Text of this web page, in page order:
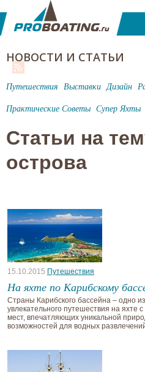
НОВОСТИ И СТАТЬИ
Путешествия Выставки Дизайн
Практические Советы Супер Яхты
Статьи на
острова
15.10.2015 Путешествия
На яхте по Карибскому
Страны Карибского бассейна – одно
увлекательного путешествия на яхте
мест, впечатляющих уникальной
возможностей для водных